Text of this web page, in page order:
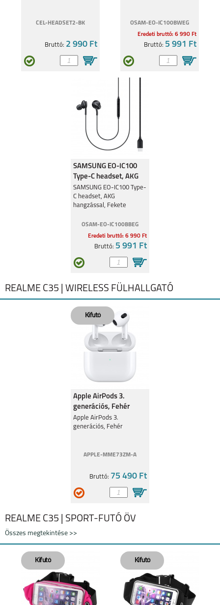
CEL-HEADSET2-BK
Bruttó: 2 990 Ft
OSAM-EO-IC100BWEG
Eredeti bruttó: 6 990 Ft
Bruttó: 5 991 Ft
SAMSUNG EO-IC100
Type-C headset, AKG
hangzással, Fekete
SAMSUNG EO-IC100 Type-
C headset, AKG
hangzással, Fekete
OSAM-EO-IC100BBEG
Eredeti bruttó: 6 990 Ft
Bruttó: 5 991 Ft
REALME C35 | WIRELESS FÜLHALLGATÓ
Apple AirPods 3.
generációs, Fehér
Apple AirPods 3.
generációs, Fehér
APPLE-MME73ZM-A
Bruttó: 75 490 Ft
REALME C35 | SPORT-FUTÓ ÖV
Összes megtekintése >>